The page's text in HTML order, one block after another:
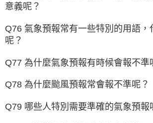
意義呢？
Q76 氣象預報常有一些特別的用語，
呢？
Q77 為什麼氣象預報有時候會報不準
Q78 為什麼颱風預報常會報不準呢？
Q79 哪些人特別需要準確的氣象預報